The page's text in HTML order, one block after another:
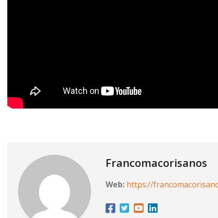
Francomacorisanos
Web: https://